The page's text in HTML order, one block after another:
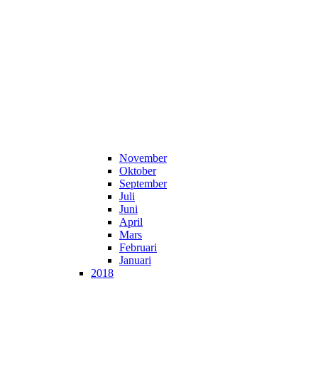
November
Oktober
September
Juli
Juni
April
Mars
Februari
Januari
2018